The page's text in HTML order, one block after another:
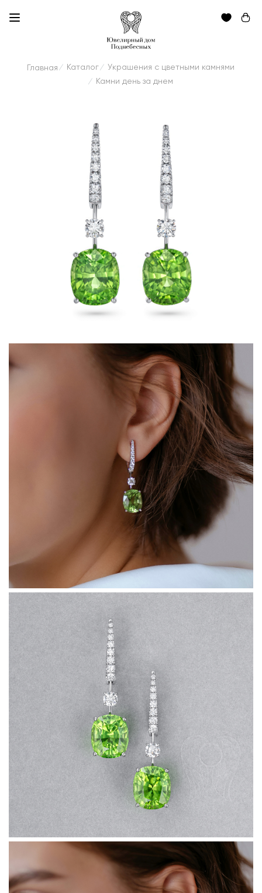
Главная / Каталог / Украшения с цветными камнями
/ Камни день за днем